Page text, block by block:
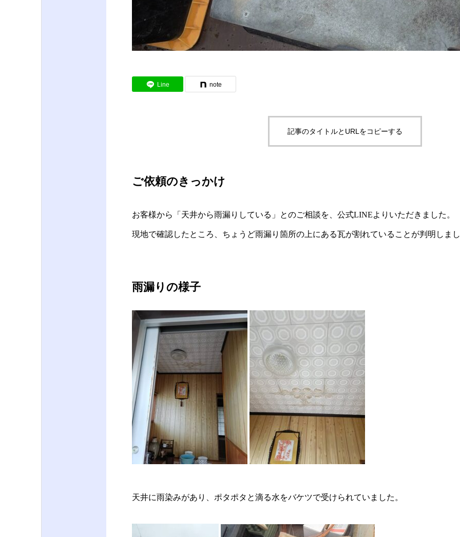
Line note
記事のタイトルとURLをコピーする
ご依頼のきっかけ
お客様から「天井から雨漏りしている」とのご相談を、公式LINEよりいただきました。
現地で確認したところ、ちょうど雨漏り箇所の上にある瓦が割れていることが判明しま
雨漏りの様子
天井に雨染みがあり、ポタポタと滴る水をバケツで受けられていました。